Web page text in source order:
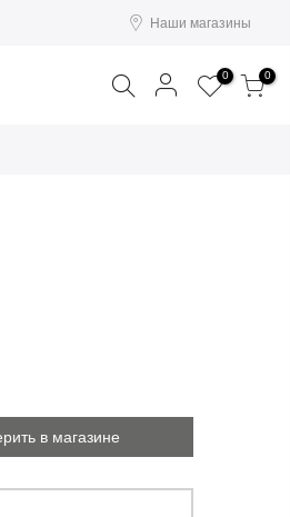
Наши магазины
Поиск 0 0
в магазине